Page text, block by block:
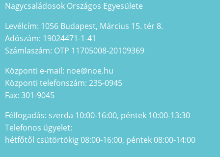
Nagycsaládosok Országos Egyesülete
Levélcím: 1056 Budapest, Március 15. tér 8.
Adószám: 19024471-1-41
Számlaszám: OTP 11705008-20109369
Központi e-mail: noe@noe.hu
Központi telefonszám: 235-0945
Fax: 301-9045
Félfogadás: szerda 10:00-16:00, péntek 10:00-13:30
Telefonos ügyelet:
hétfőtől csütörtökig 08:00-16:00, péntek 08:00-14:00